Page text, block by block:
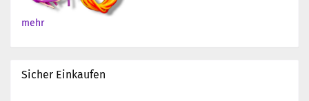
mehr
Sicher Einkaufen